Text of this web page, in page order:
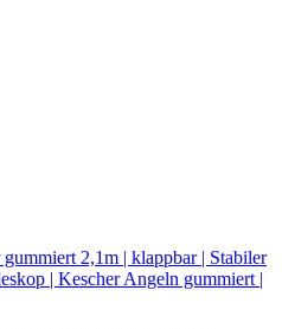
2,1m | klappbar | Stabiler
| Kescher Angeln gummiert |